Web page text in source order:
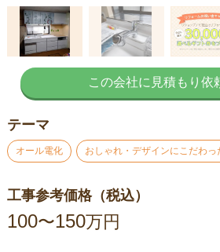
この会社に見積もり依
テーマ
オール電化 おしゃれ・デザインにこだわっ
工事参考価格（税込）
100〜150万円